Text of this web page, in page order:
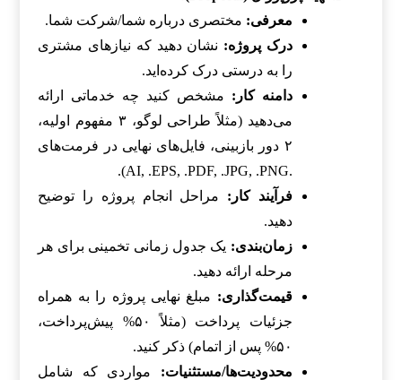
معرفی: مختصری درباره شما/شرکت شما.
درک پروژه: نشان دهید که نیازهای مشتری
را به درستی درک کرده‌اید.
دامنه کار: مشخص کنید چه خدماتی ارائه
می‌دهید (مثلاً طراحی لوگو، ۳ مفهوم اولیه،
۲ دور بازبینی، فایل‌های نهایی در فرمت‌های
.AI, .EPS, .PDF, .JPG, .PNG).
فرآیند کار: مراحل انجام پروژه را توضیح
دهید.
زمان‌بندی: یک جدول زمانی تخمینی برای هر
مرحله ارائه دهید.
قیمت‌گذاری: مبلغ نهایی پروژه را به همراه
جزئیات پرداخت (مثلاً ۵۰% پیش‌پرداخت،
۵۰% پس از اتمام) ذکر کنید.
محدودیت‌ها/مستثنیات: مواردی که شامل